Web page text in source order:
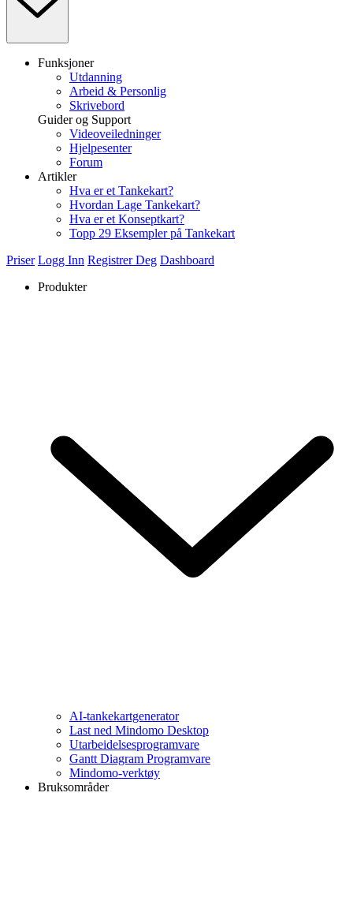
Funksjoner
Utdanning
Arbeid & Personlig
Skrivebord
Guider og Support
Videoveiledninger
Hjelpesenter
Forum
Artikler
Hva er et Tankekart?
Hvordan Lage Tankekart?
Hva er et Konseptkart?
Topp 29 Eksempler på Tankekart
Priser Logg Inn Registrer Deg Dashboard
Produkter
AI-tankekartgenerator
Last ned Mindomo Desktop
Utarbeidelsesprogramvare
Gantt Diagram Programvare
Mindomo-verktøy
Bruksområder